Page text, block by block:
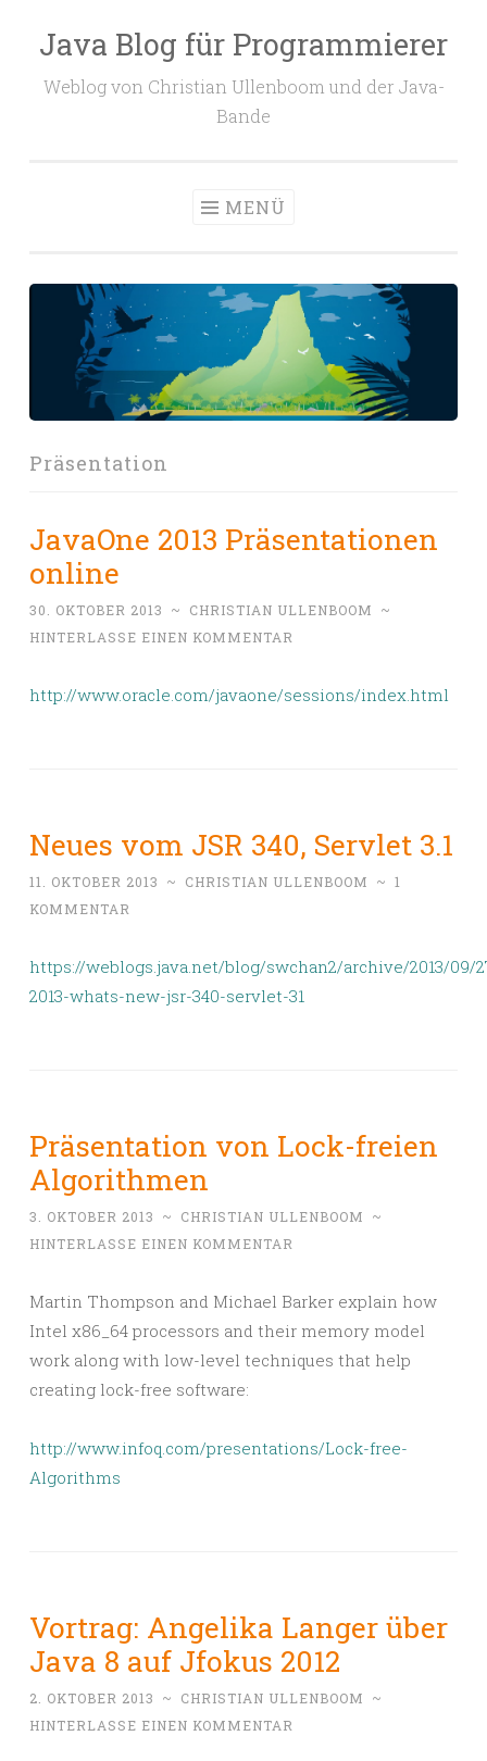
Zum
springen
Java Blog für Programmierer
Weblog von Christian Ullenboom und der Java-
Bande
MENÜ
Präsentation
JavaOne 2013 Präsentationen
online
30. OKTOBER 2013 ~ CHRISTIAN ULLENBOOM
~
HINTERLASSE EINEN KOMMENTAR
http://www.oracle.com/javaone/sessions/index.html
Neues vom JSR 340, Servlet 3.1
11. OKTOBER 2013 ~ CHRISTIAN ULLENBOOM ~ 1
KOMMENTAR
https://weblogs.java.net/blog/swchan2/archive/2013/09/
2013-whats-new-jsr-340-servlet-31
Präsentation von Lock-freien
Algorithmen
3. OKTOBER 2013 ~ CHRISTIAN ULLENBOOM
~
HINTERLASSE EINEN KOMMENTAR
Martin Thompson and Michael Barker explain how
Intel x86_64 processors and their memory model
work along with low-level techniques that help
creating lock-free software:
http://www.infoq.com/presentations/Lock-free-
Algorithms
Vortrag: Angelika Langer über
Java 8 auf Jfokus 2012
2. OKTOBER 2013 ~ CHRISTIAN ULLENBOOM
~
HINTERLASSE EINEN KOMMENTAR